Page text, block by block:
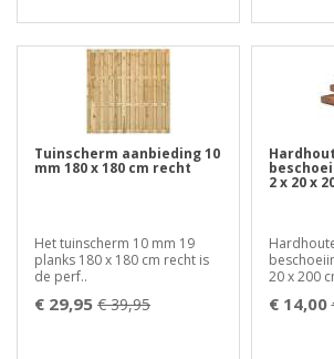
Tuinscherm aanbieding 10
mm 180 x 180 cm recht
Het tuinscherm 10 mm 19
planks 180 x 180 cm recht is
de perf..
€ 29,95 € 39,95
2 x 20 x
20 x 200
€ 14,00